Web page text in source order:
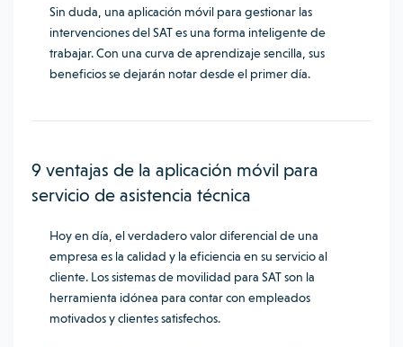
Sin duda, una aplicación móvil para gestionar las
intervenciones del SAT es una forma inteligente de
trabajar. Con una curva de aprendizaje sencilla, sus
beneficios se dejarán notar desde el primer día.
9 ventajas de la aplicación móvil para
servicio de asistencia técnica
Hoy en día, el verdadero valor diferencial de una
empresa es la calidad y la eficiencia en su servicio al
cliente. Los sistemas de movilidad para SAT son la
herramienta idónea para contar con empleados
motivados y clientes satisfechos.